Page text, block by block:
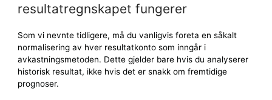
resultatregnskapet fungerer
Som vi nevnte tidligere, må du vanligvis foreta en såkalt
normalisering av hver resultatkonto som inngår i
avkastningsmetoden. Dette gjelder bare hvis du analyserer
historisk resultat, ikke hvis det er snakk om fremtidige
prognoser.